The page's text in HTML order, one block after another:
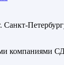
Санкт-
компаниями